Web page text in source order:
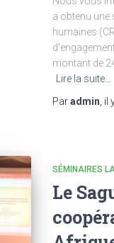
a obtenu une
humaines
montant de
Lire la suite…
Paradmin , il
SÉMINAIRES
Le